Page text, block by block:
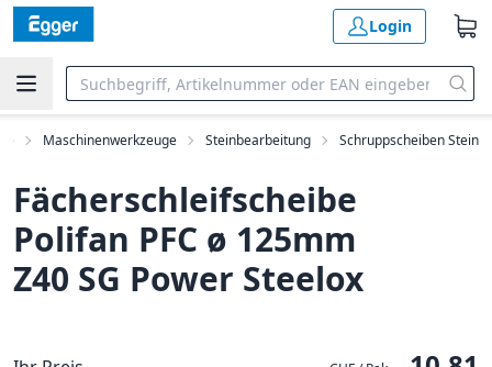
Login
Maschinenwerkzeuge Steinbearbeitung Schruppscheiben Stein
Fächerschleifscheibe
Polifan PFC ø 125mm
Z40 SG Power Steelox